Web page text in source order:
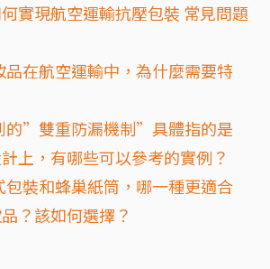
實現航空運輸抗壓包裝 常見問題
品在航空運輸中，為什麼需要特
的”雙重防漏機制”具體指的是
上，有哪些可以參考的實例？
包裝和蜂巢紙筒，哪一種更適合
？該如何選擇？